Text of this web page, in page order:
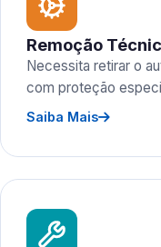
Remoção
Necessita retirar o
com proteção
Saiba Mais